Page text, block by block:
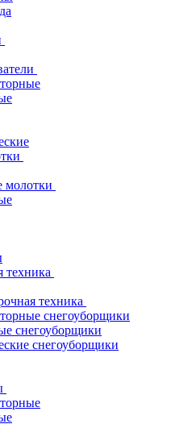
молотки
техника
техника
снегоуборщики
снегоуборщики
снегоуборщики